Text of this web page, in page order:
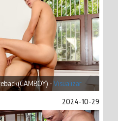
-Visualizar
2024-10-29